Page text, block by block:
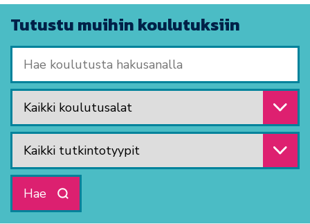
Tutustu muihin koulutuksiin
Valitse koulutusala
Valitse tutkintotyyppi